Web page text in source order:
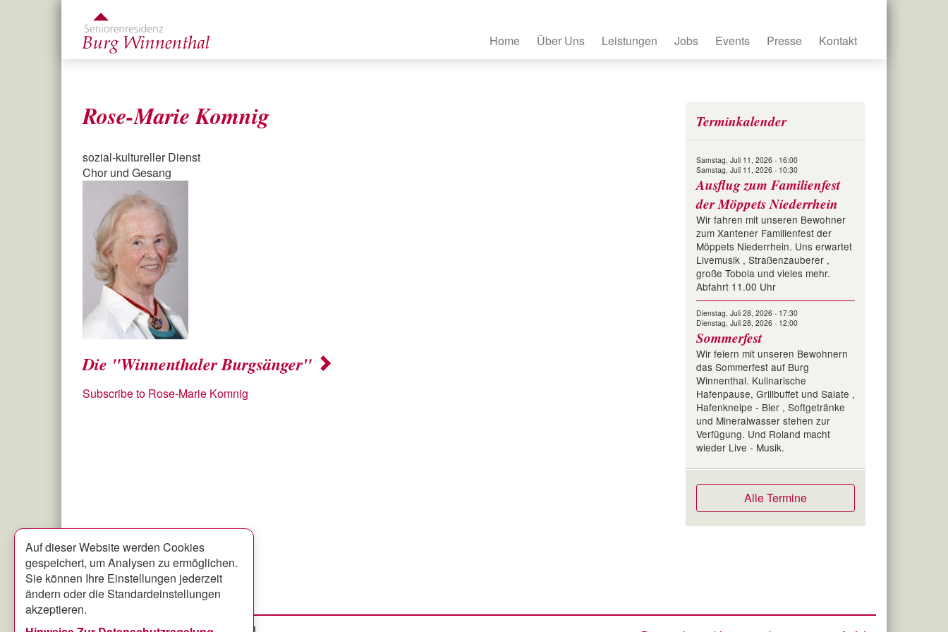
Home Über Uns Leistungen Jobs Events Presse Kontakt
Rose-Marie Komnig
sozial-kultureller Dienst
Chor und Gesang
Die "Winnenthaler Burgsänger"
Subscribe to Rose-Marie Komnig
Terminkalender
Samstag, Juli 11, 2026 - 16:00
Samstag, Juli 11, 2026 - 10:30
Ausflug zum Familienfest
der Möppets Niederrhein
Wir fahren mit unseren Bewohner
zum Xantener Familienfest der
Möppets Niederrhein. Uns erwartet
Livemusik , Straßenzauberer ,
große Tobola und vieles mehr.
Abfahrt 11.00 Uhr
Dienstag, Juli 28, 2026 - 17:30
Dienstag, Juli 28, 2026 - 12:00
Sommerfest
Wir feiern mit unseren Bewohnern
das Sommerfest auf Burg
Winnenthal. Kulinarische
Hafenpause, Grillbuffet und Salate ,
Hafenkneipe - Bier , Softgetränke
und Mineralwasser stehen zur
Verfügung. Und Roland macht
wieder Live - Musik.
Alle Termine
Auf dieser Website werden Cookies
gespeichert, um Analysen zu ermöglichen.
Sie können Ihre Einstellungen jederzeit
ändern oder die Standardeinstellungen
akzeptieren.